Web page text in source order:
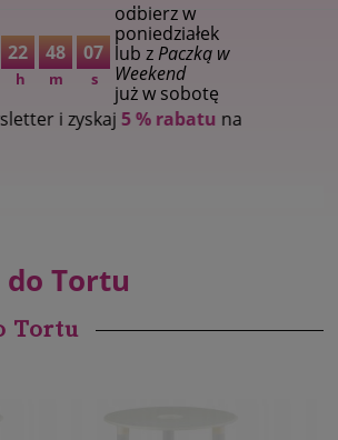
22
h
48
m
07
s
odbierz w
poniedziałek
lub zPaczką w
Weekend
już w sobotę
i zyskaj5 % rabatuna
Tortu
Tortu